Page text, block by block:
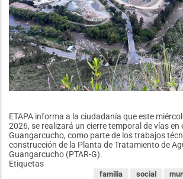
ETAPA informa a la ciudadanía que este
2026, se realizará un cierre temporal de vías en
Guangarcucho, como parte de los trabajos
construcción de la Planta de Tratamiento de
Guangarcucho (PTAR-G).
Etiquetas
social
familia